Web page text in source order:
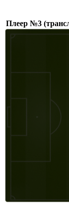
Плеер №3